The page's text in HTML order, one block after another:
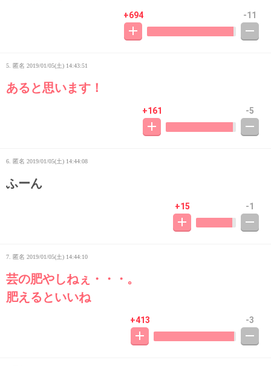
+694 -11
5. 匿名 2019/01/05(土) 14:43:51
あると思います！
+161 -5
6. 匿名 2019/01/05(土) 14:44:08
ふーん
+15 -1
7. 匿名 2019/01/05(土) 14:44:10
芸の肥やしねぇ・・・。
肥えるといいね
+413 -3